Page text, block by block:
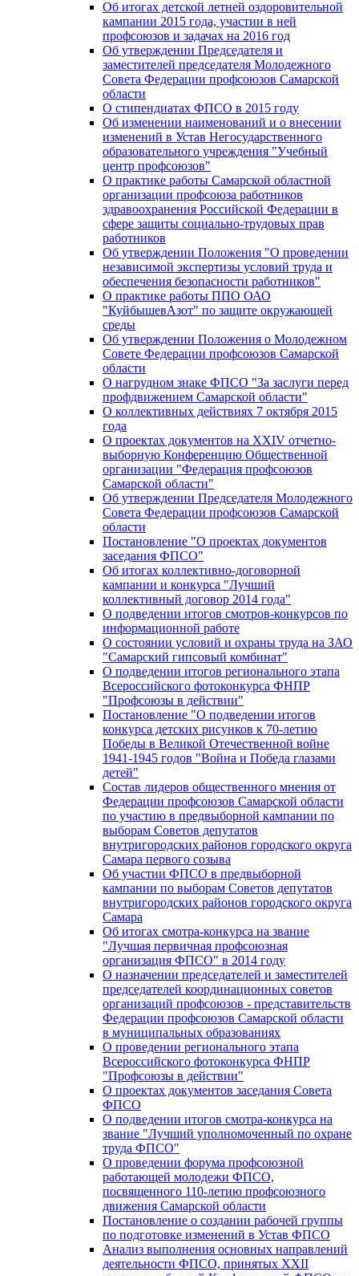
Об итогах детской летней оздоровительной
кампании 2015 года, участии в ней
профсоюзов и задачах на 2016 год
Об утверждении Председателя и
заместителей председателя Молодежного
Совета Федерации профсоюзов Самарской
области
О стипендиатах ФПСО в 2015 году
Об изменении наименований и о внесении
изменений в Устав Негосударственного
образовательного учреждения "Учебный
центр профсоюзов"
О практике работы Самарской областной
организации профсоюза работников
здравоохранения Российской Федерации в
сфере защиты социально-трудовых прав
работников
Об утверждении Положения "О проведении
независимой экспертизы условий труда и
обеспечения безопасности работников"
О практике работы ППО ОАО
"КуйбышевАзот" по защите окружающей
среды
Об утверждении Положения о Молодежном
Совете Федерации профсоюзов Самарской
области
О нагрудном знаке ФПСО "За заслуги перед
профдвижением Самарской области"
О коллективных действиях 7 октября 2015
года
О проектах документов на XXIV отчетно-
выборную Конференцию Общественной
организации "Федерация профсоюзов
Самарской области"
Об утверждении Председателя Молодежного
Совета Федерации профсоюзов Самарской
области
Постановление "О проектах документов
заседания ФПСО"
Об итогах коллективно-договорной
кампании и конкурса "Лучший
коллективный договор 2014 года"
О подведении итогов смотров-конкурсов по
информационной работе
О состоянии условий и охраны труда на ЗАО
"Самарский гипсовый комбинат"
О подведении итогов регионального этапа
Всероссийского фотоконкурса ФНПР
"Профсоюзы в действии"
Постановление "О подведении итогов
конкурса детских рисунков к 70-летию
Победы в Великой Отечественной войне
1941-1945 годов "Война и Победа глазами
детей"
Состав лидеров общественного мнения от
Федерации профсоюзов Самарской области
по участию в предвыборной кампании по
выборам Советов депутатов
внутригородских районов городского округа
Самара первого созыва
Об участии ФПСО в предвыборной
кампании по выборам Советов депутатов
внутригородских районов городского округа
Самара
Об итогах смотра-конкурса на звание
"Лучшая первичная профсоюзная
организация ФПСО" в 2014 году
О назначении председателей и заместителей
председателей координационных советов
организаций профсоюзов - представительств
Федерации профсоюзов Самарской области
в муниципальных образованиях
О проведении регионального этапа
Всероссийского фотоконкурса ФНПР
"Профсоюзы в действии"
О проектах документов заседания Совета
ФПСО
О подведении итогов смотра-конкурса на
звание "Лучший уполномоченный по охране
труда ФПСО"
О проведении форума профсоюзной
работающей молодежи ФПСО,
посвященного 110-летию профсоюзного
движения Самарской области
Постановление о создании рабочей группы
по подготовке изменений в Устав ФПСО
Анализ выполнения основных направлений
деятельности ФПСО, принятых XXII